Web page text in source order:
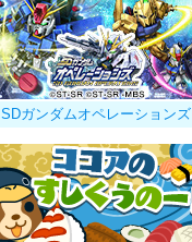
SDガンダムオペレーションズ